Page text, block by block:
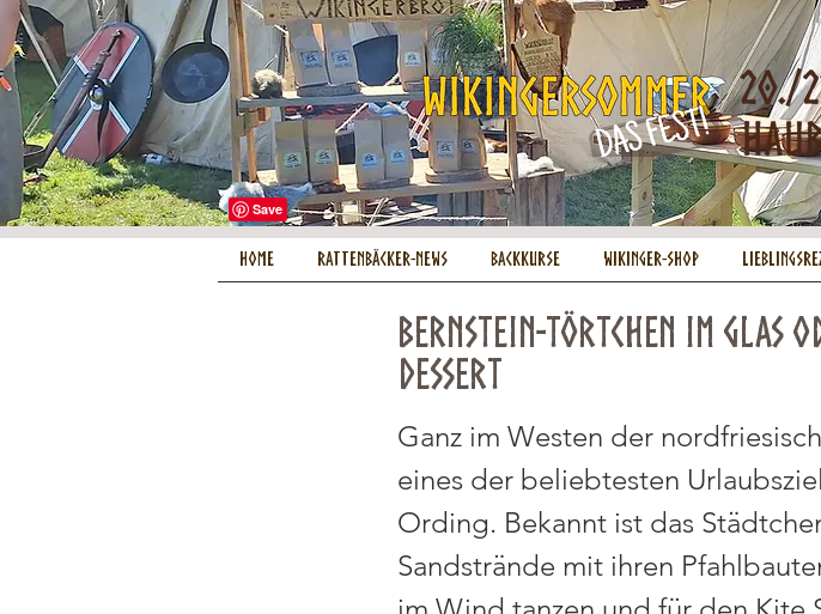
Bernstein-Törtchen im Glas
Dessert
Ganz im Westen der
eines der beliebtesten
Ording. Bekannt ist das
Sandstrände mit ihren
HOME Rattenbäcker-News Backkurse Wikinger-Shop